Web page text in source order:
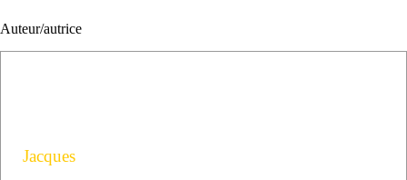
Auteur/autrice
Jacques